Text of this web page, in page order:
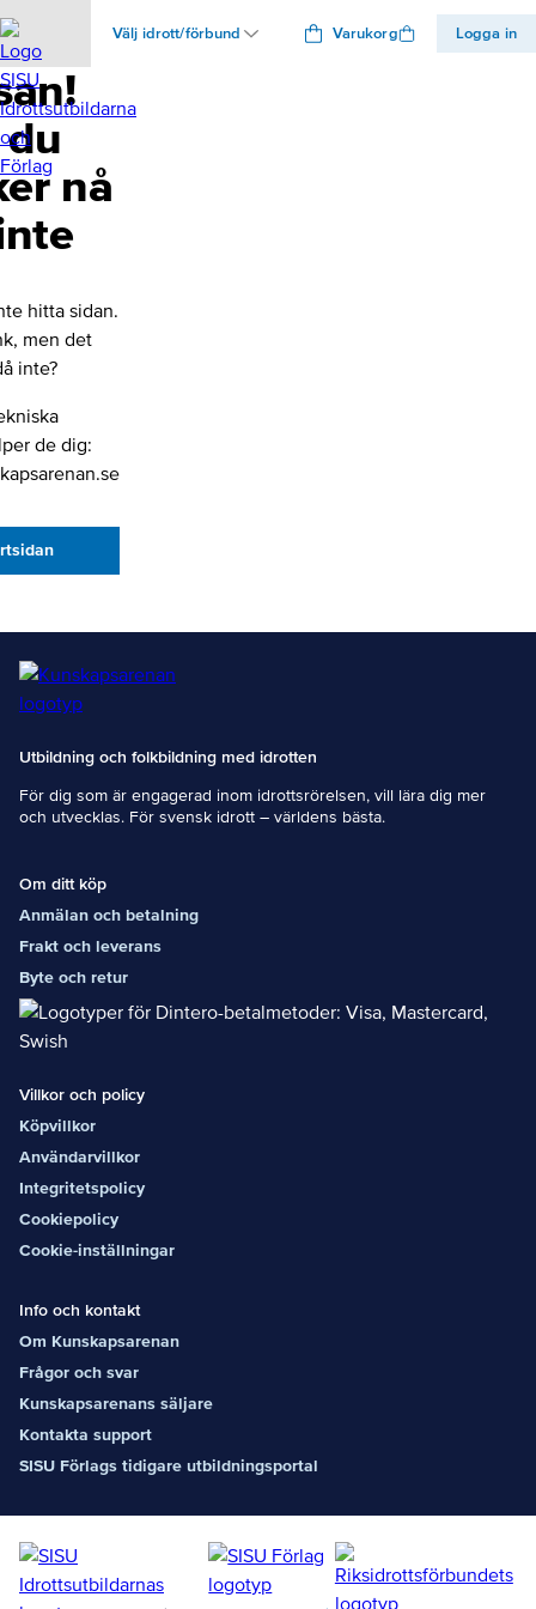
Välj idrott/förbund Varukorg Logga in
nå
hitta sidan.
men det
inte?
de dig:
Utbildning och folkbildning med idrotten
För dig som är engagerad inom idrottsrörelsen, vill lära dig mer
och utvecklas. För svensk idrott – världens bästa.
Om ditt köp
Anmälan och betalning
Frakt och leverans
Byte och retur
Villkor och policy
Köpvillkor
Användarvillkor
Integritetspolicy
Cookiepolicy
Cookie-inställningar
Info och kontakt
Om Kunskapsarenan
Frågor och svar
Kunskapsarenans säljare
Kontakta support
SISU Förlags tidigare utbildningsportal